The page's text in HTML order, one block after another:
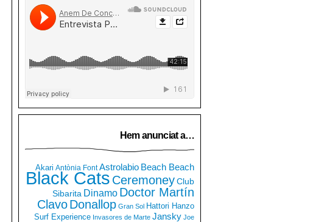
Hem anunciat a…
Akari Antònia Font Astrolabio Beach Beach
Black Cats CeremoneyClub
Sibarita Dinamo Doctor Martín
ClavoDonallop Gran Sol Hattori Hanzo
Surf Experience Invasores de Marte Jansky Joe